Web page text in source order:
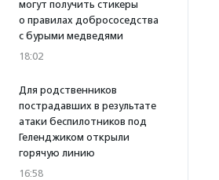
могут получить стикеры
о правилах добрососедства
с бурыми медведями
18:02
Для родственников
пострадавших в результате
атаки беспилотников под
Геленджиком открыли
горячую линию
16:58